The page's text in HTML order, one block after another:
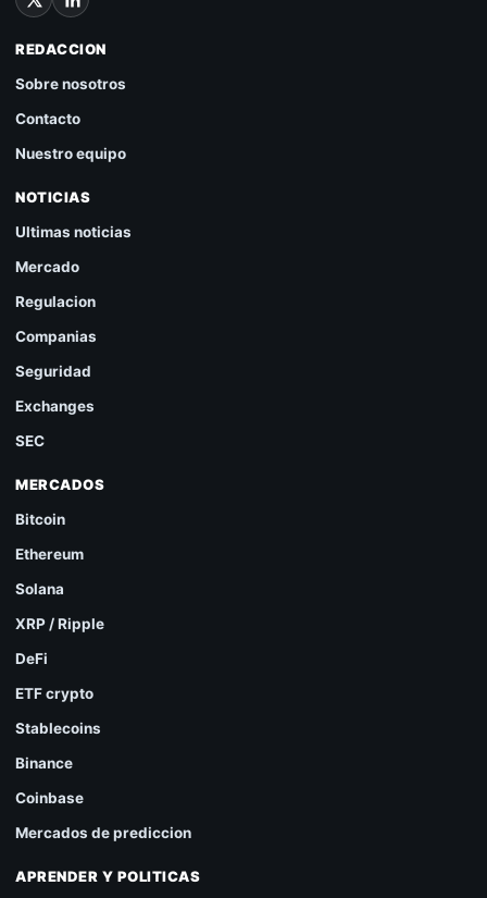
REDACCION
Sobre nosotros
Contacto
Nuestro equipo
NOTICIAS
Ultimas noticias
Mercado
Regulacion
Companias
Seguridad
Exchanges
SEC
MERCADOS
Bitcoin
Ethereum
Solana
XRP / Ripple
DeFi
ETF crypto
Stablecoins
Binance
Coinbase
Mercados de prediccion
APRENDER Y POLITICAS